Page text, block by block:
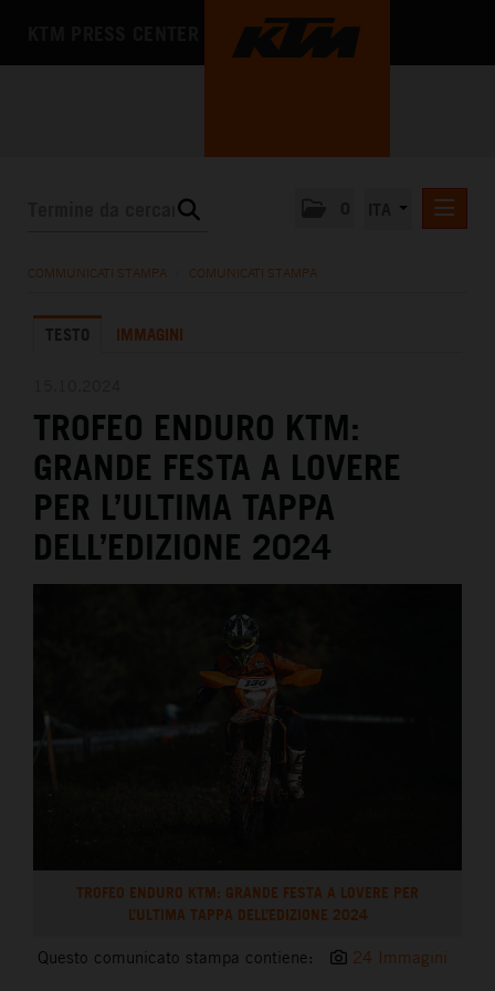
L'AZIENDA
COMMUNICATI STAMPA COMUNICATI STAMPA
TESTO IMMAGINI
TROFEO ENDURO KTM:
GRANDE FESTA A LOVERE
PER L’ULTIMA TAPPA
DELL’EDIZIONE 2024
TROFEO ENDURO KTM: GRANDE FESTA A LOVERE PER
L’ULTIMA TAPPA DELL’EDIZIONE 2024
Questo comunicato stampa contiene: 24 Immagini